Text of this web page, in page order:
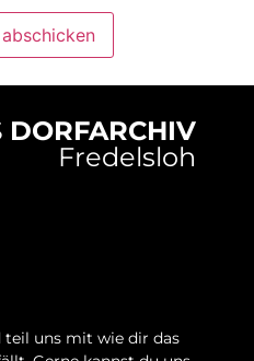
DORFARCHIV
Fredelsloh
teil uns mit wie dir das